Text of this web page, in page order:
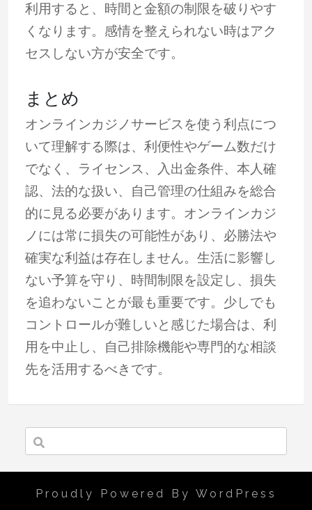
利用すると、時間と金額の制限を破りやす
くなります。感情を整えられない時はアク
セスしない方が安全です。
まとめ
オンラインカジノサービスを使う利点につ
いて理解する際は、利便性やゲーム数だけ
でなく、ライセンス、入出金条件、本人確
認、法的な扱い、自己管理の仕組みを総合
的に見る必要があります。オンラインカジ
ノには常に損失の可能性があり、必勝法や
確実な利益は存在しません。生活に影響し
ない予算を守り、時間制限を設定し、損失
を追わないことが最も重要です。少しでも
コントロールが難しいと感じた場合は、利
用を中止し、自己排除機能や専門的な相談
先を活用するべきです。
Proudly Powered By WordPress